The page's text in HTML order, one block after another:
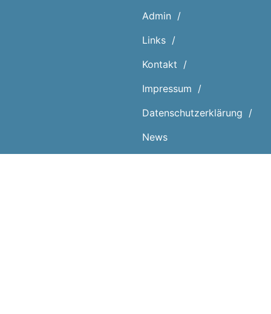
Admin
Links
Kontakt
Impressum
Datenschutz­erklärung
News